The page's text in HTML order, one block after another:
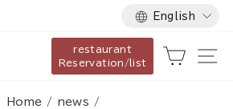
Language
English
restaurant
Reservation/list
Cart
Home / news /